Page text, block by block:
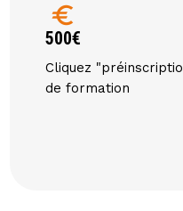
euro
500€
Cliquez
de formation